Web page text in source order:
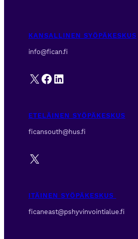
KANSALLINEN SYÖPÄKESKUS
info@fican.fi
X Facebook
LinkedIn
ETELÄINEN SYÖPÄKESKUS
ficansouth@hus.fi
X
ITÄINEN SYÖPÄKESKUS
ficaneast@pshyvinvointialue.fi